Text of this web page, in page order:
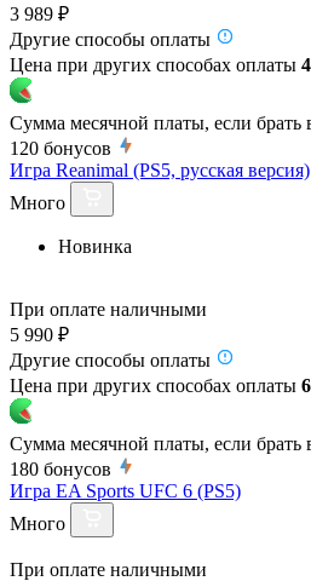
3 989 ₽
Другие способы оплаты
Цена при других способах оплаты
Сумма месячной платы, если брать
120 бонусов
Игра Reanimal (PS5, русская версия)
Много
Новинка
При оплате наличными
5 990 ₽
Другие способы оплаты
Цена при других способах оплаты
Сумма месячной платы, если брать
180 бонусов
Игра EA Sports UFC 6 (PS5)
Много
При оплате наличными